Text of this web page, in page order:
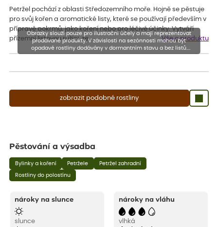
Petržel pochází z oblasti Středozemního moře. Hojně se pěstuje
pro svůj kořen a aromatické listy, které se používají především v
přípravě pokrmů, jako koření nebo pro léčivé účinky. Vytváří
přízemní listovou růžici, ze…
Vše o produktu
zobrazit podobné rostliny
Obrázky slouží pouze pro ilustrační účely a mají reprezentovat
prodávané produkty. V závislosti na sezónnosti mohou být
opadavé rostliny dodávány v dormantním stavu a bez listů.
Rostliny mohou být také sestřiženy níže, než je uvedená výška,
Pěstování a výsadba
Bylinky a koření Petržele Petržel zahradní
Rostliny do polostínu
nároky na slunce
slunce
nároky na vláhu
vlhká